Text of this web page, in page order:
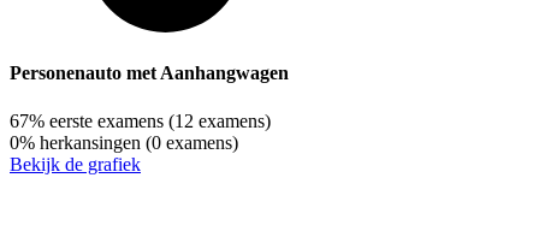
Personenauto met Aanhangwagen
67% eerste examens (12 examens)
0% herkansingen (0 examens)
Bekijk de grafiek